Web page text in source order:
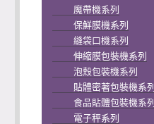
魔帶機系列
保鮮膜機系列
縫袋口機系列
伸縮膜包裝機系列
泡殼包裝機系列
貼體密著包裝機系列
食品貼體包裝機系列
電子秤系列